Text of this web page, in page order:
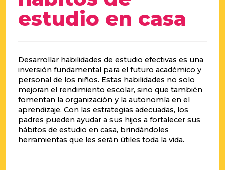
estudio en casa
Desarrollar habilidades de estudio efectivas es una
inversión fundamental para el futuro académico y
personal de los niños. Estas habilidades no solo
mejoran el rendimiento escolar, sino que también
fomentan la organización y la autonomía en el
aprendizaje. Con las estrategias adecuadas, los
padres pueden ayudar a sus hijos a fortalecer sus
hábitos de estudio en casa, brindándoles
herramientas que les serán útiles toda la vida.